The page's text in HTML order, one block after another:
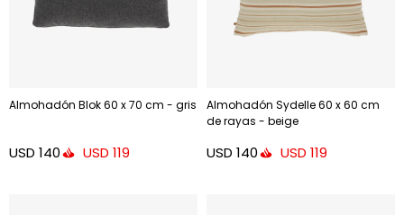
Almohadón Blok 60 x 70 cm - gris
USD 140 USD 119
Almohadón Sydelle 60 x 60 cm
de rayas - beige
USD 140 USD 119